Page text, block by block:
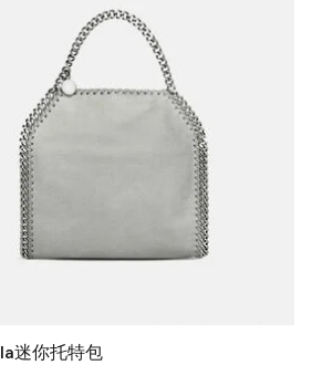
迷你托特包